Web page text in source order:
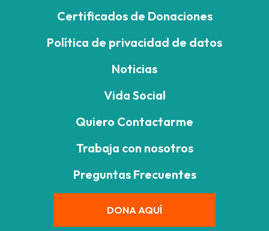
Certificados de Donaciones
Política de privacidad de datos
Noticias
Vida Social
Quiero Contactarme
Trabaja con nosotros
Preguntas Frecuentes
DONA AQUÍ